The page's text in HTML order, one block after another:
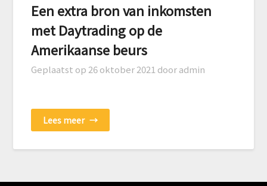
Een extra bron van inkomsten
met Daytrading op de
Amerikaanse beurs
Geplaatst op26 oktober 2021door admin
Lees meer →